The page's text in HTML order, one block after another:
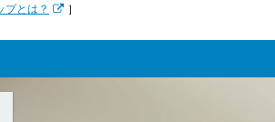
プとは？ ］